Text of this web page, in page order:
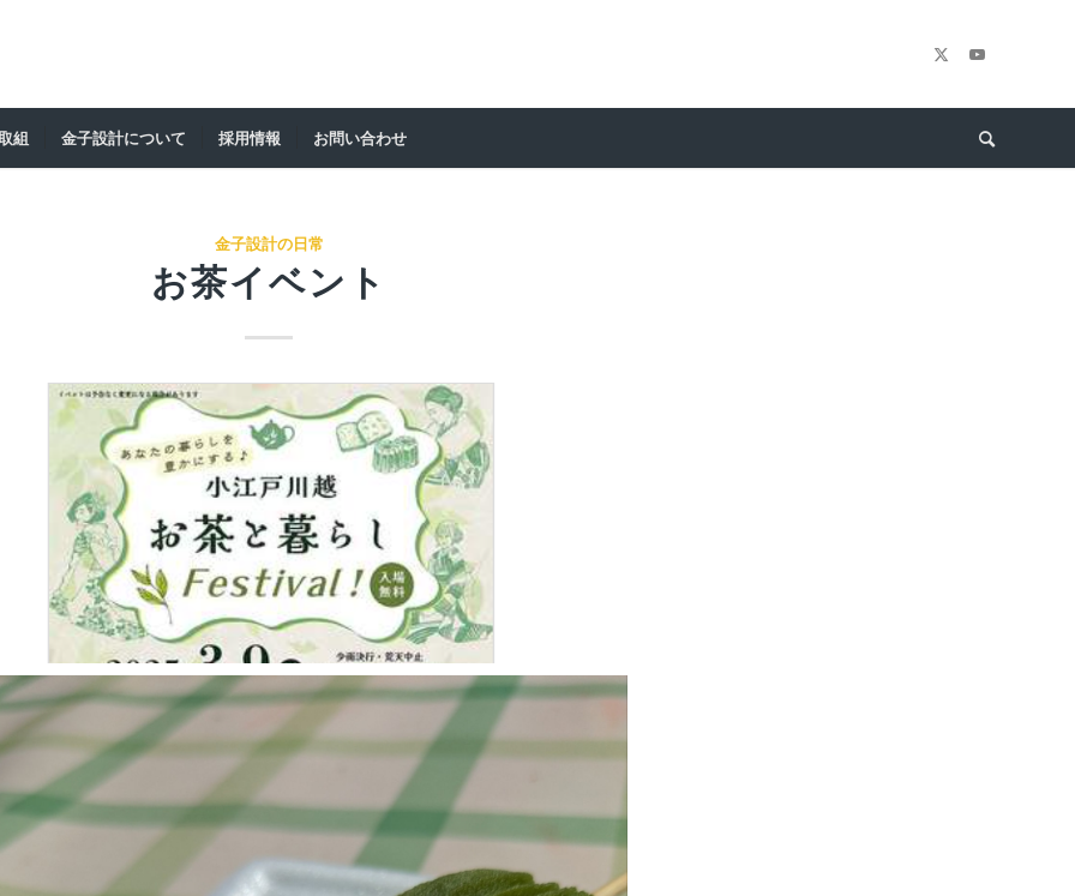
組 金子設計について 採用情報 お問い合わせ
金子設計の日常
お茶イベント